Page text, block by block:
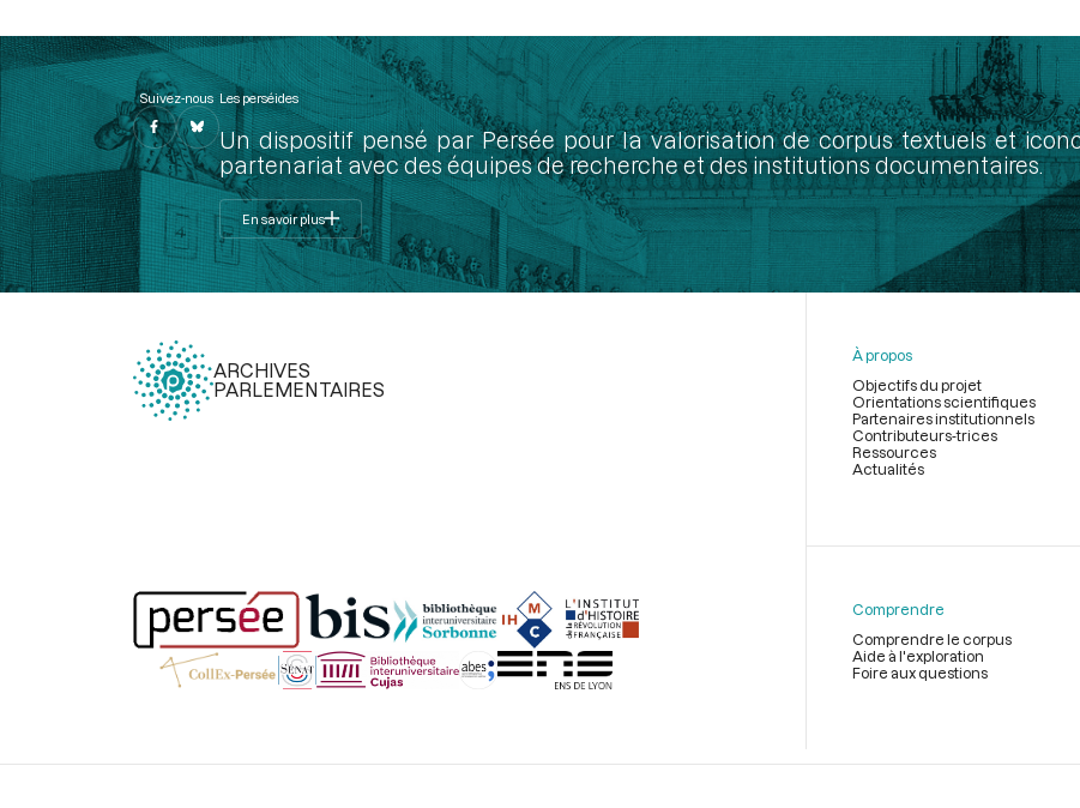
Suivez-nous Les perséides
Un dispositif pensé par Persée pour la valorisation de corpus textuels et
partenariat avec des équipes de recherche et des institutions documentaires.
En savoir plus
ARCHIVES
PARLEMENTAIRES
page
À propos
Objectifs du projet
Orientations scientifiques
Partenaires institutionnels
Contributeurs-trices
Ressources
Actualités
Comprendre
Comprendre le corpus
Aide à l'exploration
Foire aux questions
Légal